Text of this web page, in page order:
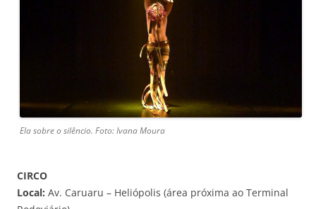
Ela sobre o silêncio. Foto: Ivana Moura
CIRCO
Local: Av. Caruaru – Heliópolis (área próxima ao Terminal